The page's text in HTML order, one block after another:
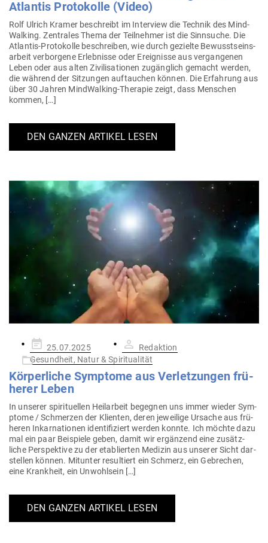
Atlantis Pro­to­kolle (Video)
Rolf Ulrich Kramer beschreibt im Interview die Technik des Mind­
Walking. Zen­trales Thema der Teil­nehmer ist die Sinn­suche. Die
Atlantis-Pro­­to­­kolle beschreiben, wie durch gezielte Bewusst­seins­
arbeit ver­borgene Erleb­nisse oder Ereig­nisse aus ver­gan­genen
Leben oder aus alten Zivi­li­sa­tionen zugänglich gemacht werden,
die während der Sit­zungen auf­tauchen können. Die Erfahrung aus
über 30 Jahren Min­d­­Walking-The­rapie zeigt, dass Men­schen
kommen, […]
DEN GANZEN ARTIKEL LESEN
Gepostet
am
25.07.2025
Redaktion
Gesundheit, Natur & Spiritualität
Kör­per­liche Sym­ptome aus Ver­let­zungen frü­
herer Leben
In unserer spi­ri­tu­ellen Heil­arbeit begegnen uns immer wieder Sym­
ptome / Schmerzen der Kli­enten, deren jeweilige Ursache aus frü­
heren Inkar­na­tionen iden­ti­fi­ziert werden konnte. Ich möchte dazu
mal ein paar Bei­spiele geben, damit wir ergänzend eine zusätz­
liche Per­spektive zu der eta­blierten Medizin aus unserer Sicht dar­
stellen können. Mit­unter resul­tiert ein Schmerz, ein Gebrechen,
eine Krankheit, ein Unwohlsein […]
DEN GANZEN ARTIKEL LESEN